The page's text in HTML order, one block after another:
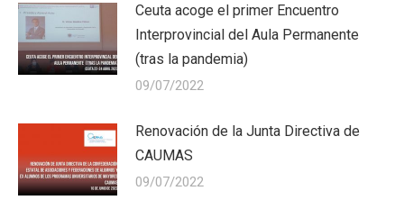
Ceuta acoge el primer Encuentro
Interprovincial del Aula Permanente
(tras la pandemia)
09/07/2022
Renovación de la Junta Directiva de
CAUMAS
09/07/2022